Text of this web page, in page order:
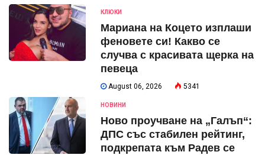
КЛЮКИ
Мариана на Коцето изплаши
феновете си! Какво се
случва с красивата щерка на
певеца
August 06, 2026 5341
НОВИНИ
Ново проучване на „Галъп“:
ДПС със стабилен рейтинг,
подкрепата към Радев се